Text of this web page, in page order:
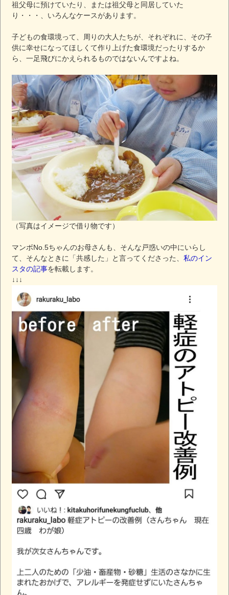
祖父母に預けていたり、または祖父母と同居していた
り・・・、いろんなケースがあります。
子どもの食環境って、周りの大人たちが、それぞれに、その子
供に幸せになってほしくて作り上げた食環境だったりするか
ら、一足飛びにかえられるものではないんですよね。
（写真はイメージで借り物です）
マンボNo.5ちゃんのお母さんも、そんな戸惑いの中にいらし
て、そんなときに「共感した」と言ってくださった、私のイン
スタの記事を転載します。
↓↓↓